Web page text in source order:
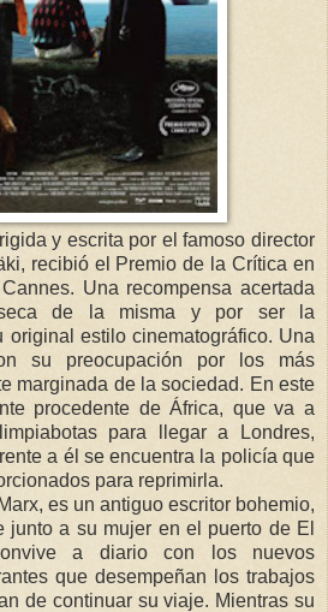
y escrita por el famoso director
recibió el Premio de la Crítica en
Una recompensa acertada
de la misma y por ser la
original estilo cinematográfico. Una
su preocupación por los más
marginada de la sociedad. En este
procedente de África, que va a
para llegar a Londres,
a él se encuentra la policía que
para reprimirla.
es un antiguo escritor bohemio,
junto a su mujer en el puerto de El
a diario con los nuevos
que desempeñan los trabajos
de continuar su viaje. Mientras su